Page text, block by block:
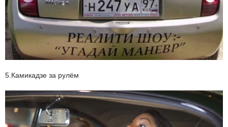
5.Камикадзе за рулём